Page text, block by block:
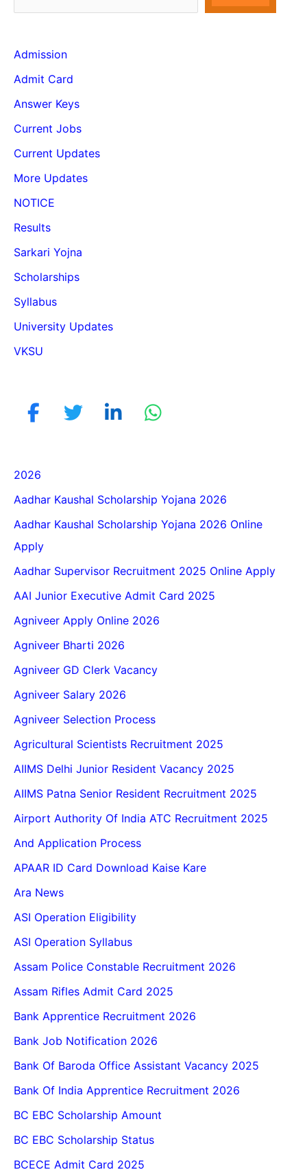
Admission
Admit Card
Answer Keys
Current Jobs
Current Updates
More Updates
NOTICE
Results
Sarkari Yojna
Scholarships
Syllabus
University Updates
VKSU
2026
Aadhar Kaushal Scholarship Yojana 2026
Aadhar Kaushal Scholarship Yojana 2026 Online
Apply
Aadhar Supervisor Recruitment 2025 Online Apply
AAI Junior Executive Admit Card 2025
Agniveer Apply Online 2026
Agniveer Bharti 2026
Agniveer GD Clerk Vacancy
Agniveer Salary 2026
Agniveer Selection Process
Agricultural Scientists Recruitment 2025
AIIMS Delhi Junior Resident Vacancy 2025
AIIMS Patna Senior Resident Recruitment 2025
Airport Authority Of India ATC Recruitment 2025
And Application Process
APAAR ID Card Download Kaise Kare
Ara News
ASI Operation Eligibility
ASI Operation Syllabus
Assam Police Constable Recruitment 2026
Assam Rifles Admit Card 2025
Bank Apprentice Recruitment 2026
Bank Job Notification 2026
Bank Of Baroda Office Assistant Vacancy 2025
Bank Of India Apprentice Recruitment 2026
BC EBC Scholarship Amount
BC EBC Scholarship Status
BCECE Admit Card 2025